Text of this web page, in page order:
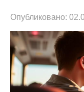
Опубликовано: